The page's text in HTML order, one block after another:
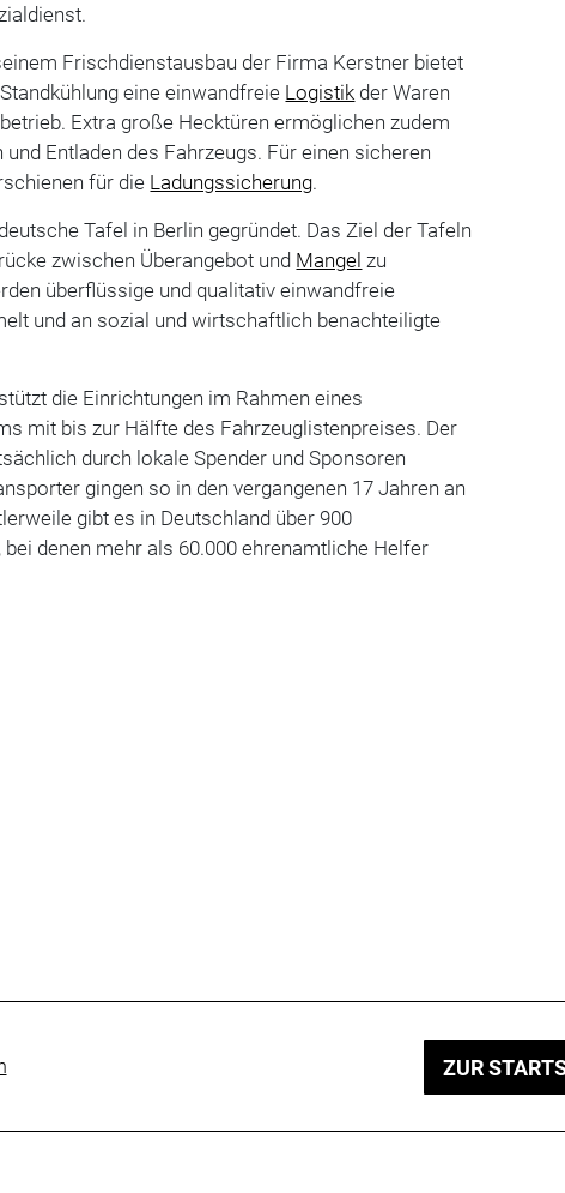
Frischdienstausbau der Firma Kerstner bietet
eine einwandfreie Logistik der Waren
Extra große Hecktüren ermöglichen zudem
Entladen des Fahrzeugs. Für einen sicheren
für die Ladungssicherung.
Tafel in Berlin gegründet. Das Ziel der Tafeln
zwischen Überangebot und Mangel zu
überflüssige und qualitativ einwandfreie
und an sozial und wirtschaftlich benachteiligte
die Einrichtungen im Rahmen eines
mit bis zur Hälfte des Fahrzeuglistenpreises. Der
durch lokale Spender und Sponsoren
gingen so in den vergangenen 17 Jahren an
gibt es in Deutschland über 900
bei denen mehr als 60.000 ehrenamtliche Helfer
ZUR